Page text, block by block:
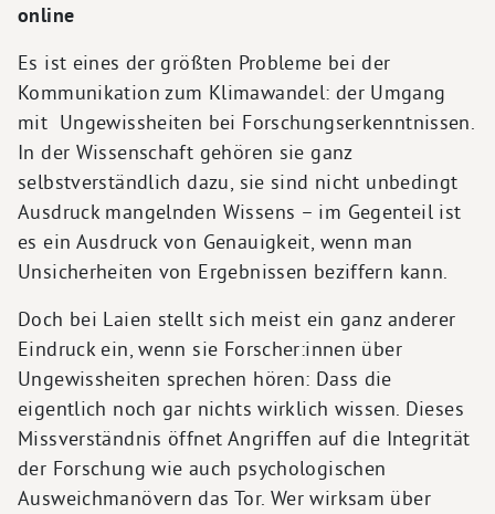
online
Es ist eines der größten Probleme bei der
Kommunikation zum Klimawandel: der Umgang
mit Ungewissheiten bei Forschungserkenntnissen.
In der Wissenschaft gehören sie ganz
selbstverständlich dazu, sie sind nicht unbedingt
Ausdruck mangelnden Wissens – im Gegenteil ist
es ein Ausdruck von Genauigkeit, wenn man
Unsicherheiten von Ergebnissen beziffern kann.
Doch bei Laien stellt sich meist ein ganz anderer
Eindruck ein, wenn sie Forscher:innen über
Ungewissheiten sprechen hören: Dass die
eigentlich noch gar nichts wirklich wissen. Dieses
Missverständnis öffnet Angriffen auf die Integrität
der Forschung wie auch psychologischen
Ausweichmanövern das Tor. Wer wirksam über